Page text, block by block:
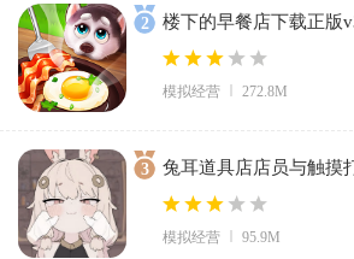
2 楼下的早餐店下载正版
模拟经营 272.8M
3
兔耳道具店店员与触摸
汉化版下载v1.0.1 手机版
模拟经营 95.9M